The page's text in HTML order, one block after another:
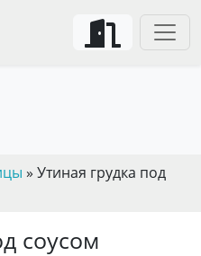
» Утиная грудка под
соусом